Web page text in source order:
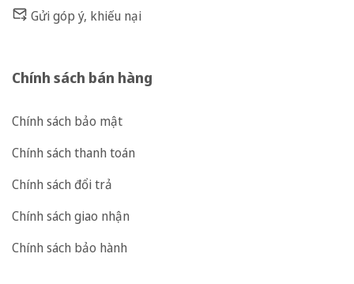
Gửi góp ý, khiếu nại
Chính sách bán hàng
Chính sách bảo mật
Chính sách thanh toán
Chính sách đổi trả
Chính sách giao nhận
Chính sách bảo hành